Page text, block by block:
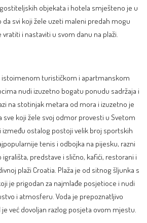
objekata i hotela smješteno je u
svi koji žele uzeti maleni predah mogu
i nastaviti u svom danu na plaži.
istoimenom turističkom i apartmanskom
nudi izuzetno bogatu ponudu sadržaja i
na stotinjak metara od mora i izuzetno je
sve koji žele svoj odmor provesti u Svetom
između ostalog postoji velik broj sportskih
tenis i odbojka na pijesku, razni
igrališta, predstave i slično, kafići, restorani i
plaži Croatia. Plaža je od sitnog šljunka s
je prigodan za najmlađe posjetioce i nudi
i atmosferu. Voda je prepoznatljivo
već dovoljan razlog posjeta ovom mjestu.